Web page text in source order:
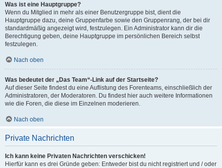
Was ist eine Hauptgruppe?
Wenn du Mitglied in mehr als einer Benutzergruppe bist, dient die
Hauptgruppe dazu, deine Gruppenfarbe sowie den Gruppenrang, der bei dir
standardmäßig angezeigt wird, festzulegen. Ein Administrator kann dir die
Berechtigung geben, deine Hauptgruppe im persönlichen Bereich selbst
festzulegen.
Nach oben
Was bedeutet der „Das Team“-Link auf der Startseite?
Auf dieser Seite findest du eine Auflistung des Forenteams, einschließlich der
Administratoren, der Moderatoren. Du findest hier auch weitere Informationen
wie die Foren, die diese im Einzelnen moderieren.
Nach oben
Private Nachrichten
Ich kann keine Privaten Nachrichten verschicken!
Hierfür kann es drei Gründe geben: Entweder bist du nicht registriert und / oder